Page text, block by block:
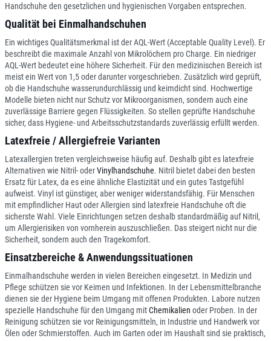
Handschuhe den gesetzlichen und hygienischen Vorgaben entsprechen.
Qualität bei Einmalhandschuhen
Ein wichtiges Qualitätsmerkmal ist der AQL-Wert (Acceptable Quality Level). Er
beschreibt die maximale Anzahl von Mikrolöchern pro Charge. Ein niedriger
AQL-Wert bedeutet eine höhere Sicherheit. Für den medizinischen Bereich ist
meist ein Wert von 1,5 oder darunter vorgeschrieben. Zusätzlich wird geprüft,
ob die Handschuhe wasserundurchlässig und keimdicht sind. Hochwertige
Modelle bieten nicht nur Schutz vor Mikroorganismen, sondern auch eine
zuverlässige Barriere gegen Flüssigkeiten. So stellen geprüfte Handschuhe
sicher, dass Hygiene- und Arbeitsschutzstandards zuverlässig erfüllt werden.
Latexfreie / Allergiefreie Varianten
Latexallergien treten vergleichsweise häufig auf. Deshalb gibt es latexfreie
Alternativen wie Nitril- oderVinylhandschuhe. Nitril bietet dabei den besten
Ersatz für Latex, da es eine ähnliche Elastizität und ein gutes Tastgefühl
aufweist. Vinyl ist günstiger, aber weniger widerstandsfähig. Für Menschen
mit empfindlicher Haut oder Allergien sind latexfreie Handschuhe oft die
sicherste Wahl. Viele Einrichtungen setzen deshalb standardmäßig auf Nitril,
um Allergierisiken von vornherein auszuschließen. Das steigert nicht nur die
Sicherheit, sondern auch den Tragekomfort.
Einsatzbereiche & Anwendungssituationen
Einmalhandschuhe werden in vielen Bereichen eingesetzt. In Medizin und
Pflege schützen sie vor Keimen und Infektionen. In der Lebensmittelbranche
dienen sie der Hygiene beim Umgang mit offenen Produkten. Labore nutzen
spezielle Handschuhe für den Umgang mitChemikalien oder Proben. In der
Reinigung schützen sie vor Reinigungsmitteln, in Industrie und Handwerk vor
Ölen oder Schmierstoffen. Auch im Garten oder im Haushalt sind sie praktisch,